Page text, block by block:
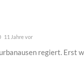
11 Jahre vor
regiert. Erst